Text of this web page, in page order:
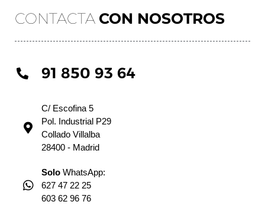
CONTACTA CON NOSOTROS
91 850 93 64
C/ Escofina 5
Pol. Industrial P29
Collado Villalba
28400 - Madrid
Solo WhatsApp:
627 47 22 25
603 62 96 76